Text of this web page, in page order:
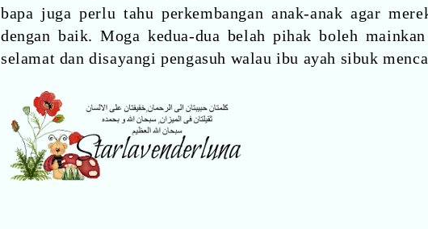
bapa juga perlu tahu perkembangan anak-anak agar
dengan baik. Moga kedua-dua belah pihak boleh
selamat dan disayangi pengasuh walau ibu ayah sibuk